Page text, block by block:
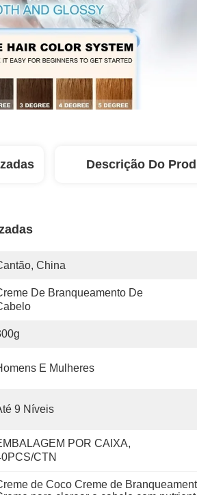
Descrição Do
China
De Branqueamento De
E Mulheres
9 Níveis
POR CAIXA,
CTN
de Coco Creme de